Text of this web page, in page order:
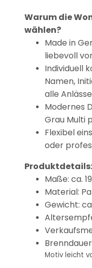
Warum die
wählen?
Made in
liebevoll
Individuell
Namen,
alle
Modernes
Grau Multi
Flexibel
oder
Produktdetails:
Maße: ca.
Material:
Gewicht:
Motiv leicht